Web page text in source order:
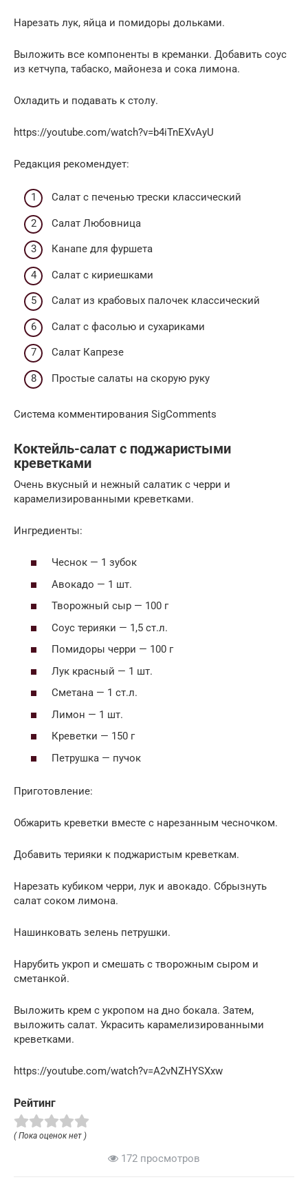
Нарезать лук, яйца и помидоры дольками.
Выложить все компоненты в креманки. Добавить соус
из кетчупа, табаско, майонеза и сока лимона.
Охладить и подавать к столу.
https://youtube.com/watch?v=b4iTnEXvAyU
Редакция рекомендует:
Cалат с печенью трески классический
Салат Любовница
Канапе для фуршета
Салат с кириешками
Салат из крабовых палочек классический
Салат с фасолью и сухариками
Салат Капрезе
Простые салаты на скорую руку
Система комментирования SigComments
Коктейль-салат с поджаристыми
креветками
Очень вкусный и нежный салатик с черри и
карамелизированными креветками.
Ингредиенты:
Чеснок — 1 зубок
Авокадо — 1 шт.
Творожный сыр — 100 г
Соус терияки — 1,5 ст.л.
Помидоры черри — 100 г
Лук красный — 1 шт.
Сметана — 1 ст.л.
Лимон — 1 шт.
Креветки — 150 г
Петрушка — пучок
Приготовление:
Обжарить креветки вместе с нарезанным чесночком.
Добавить терияки к поджаристым креветкам.
Нарезать кубиком черри, лук и авокадо. Сбрызнуть
салат соком лимона.
Нашинковать зелень петрушки.
Нарубить укроп и смешать с творожным сыром и
сметанкой.
Выложить крем с укропом на дно бокала. Затем,
выложить салат. Украсить карамелизированными
креветками.
https://youtube.com/watch?v=A2vNZHYSXxw
Рейтинг
( Пока оценок нет )
172 просмотров